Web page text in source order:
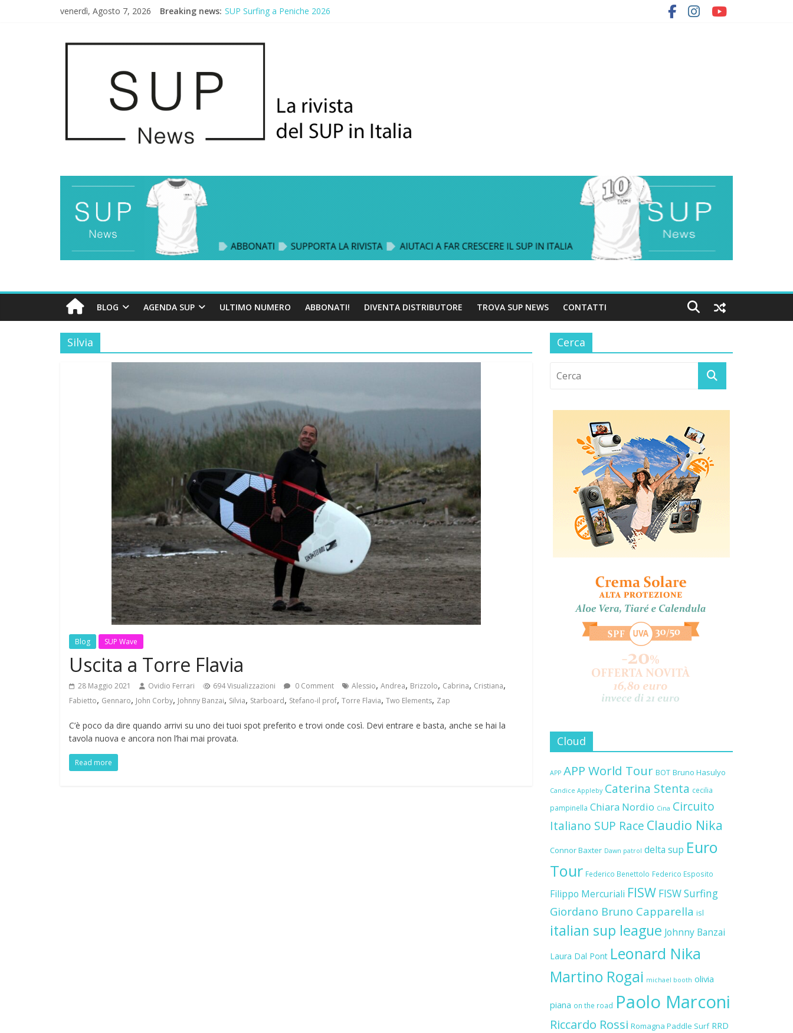
venerdì, Agosto 7, 2026 Breaking news: SUP Surfing a Peniche 2026
BLOG AGENDA SUP ULTIMO NUMERO ABBONATI! DIVENTA DISTRIBUTORE TROVA SUP NEWS CONTATTI
Silvia
Blog SUP Wave
Uscita a Torre Flavia
28 Maggio 2021 Ovidio Ferrari 694 Visualizzazioni 0 Comment Alessio, Andrea, Brizzolo, Cabrina, Cristiana,
Fabietto, Gennaro, John Corby, Johnny Banzai, Silvia, Starboard, Stefano-il prof, Torre Flavia, Two Elements, Zap
C’è poco da dire quando arrivi su uno dei tuoi spot preferito e trovi onde così. Devi entrare e basta, anche se hai la
tavola nuova e ancora non l’hai mai provata.
Read more
Cerca
Cloud
APP APP World Tour BOT Bruno Hasulyo
Candice Appleby Caterina Stenta cecilia
pampinella Chiara Nordio Cina Circuito
Italiano SUP Race Claudio Nika
Connor Baxter Dawn patrol delta sup Euro
Tour Federico Benettolo Federico Esposito
Filippo Mercuriali FISW FISW Surfing
Giordano Bruno Capparella isl
italian sup league Johnny Banzai
Laura Dal Pont Leonard Nika
Martino Rogai michael booth olivia
piana on the road Paolo Marconi
Riccardo Rossi Romagna Paddle Surf RRD